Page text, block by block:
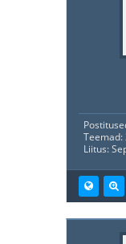
Teemad:
Liitus: